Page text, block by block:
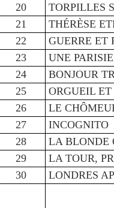
20
TORPILLES
21
THÉRÈSE
22
GUERRE ET
23
UNE
24
BONJOUR
25
ORGUEIL ET
26
LE
27
INCOGNITO
28
LA BLONDE
29
LA TOUR,
30
LONDRES